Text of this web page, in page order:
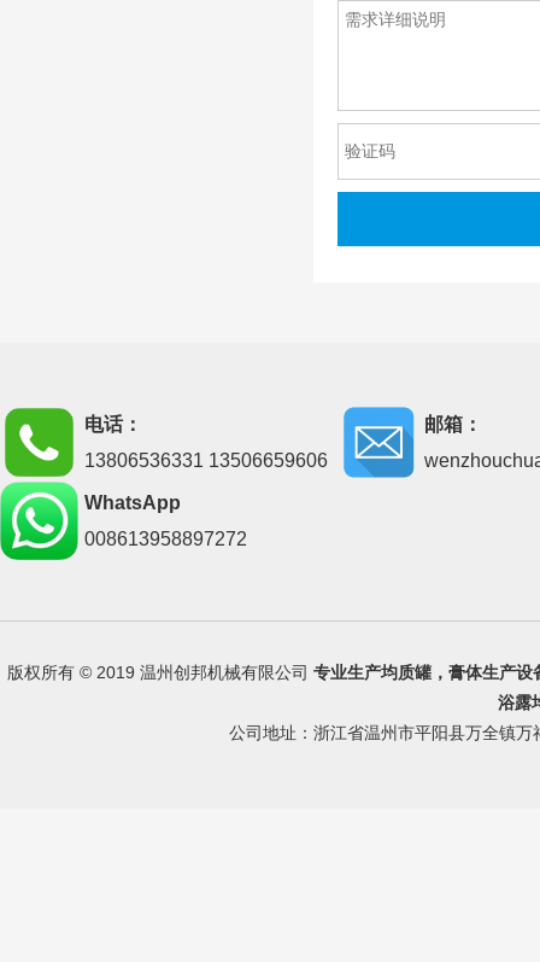
电话：
13806536331 13506659606
邮箱：
WhatsApp
008613958897272
版权所有 © 2019 温州创邦机械有限公司 专业生产均质罐 ， 膏体生产设
浴露
公司地址：浙江省温州市平阳县万全镇